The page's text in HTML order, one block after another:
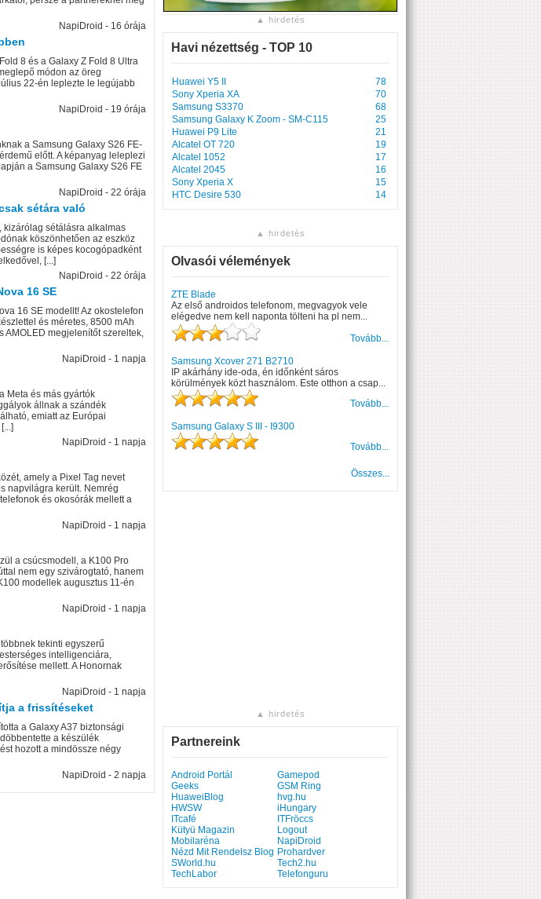
NapiDroid - 16 órája
8 és a Galaxy Z Fold 8 Ultra
módon az öreg
22-én leplezte le legújabb
NapiDroid - 19 órája
a Samsung Galaxy S26 FE-
előtt. A képanyag leleplezi
a Samsung Galaxy S26 FE
NapiDroid - 22 órája
sétára való
kizárólag sétálásra alkalmas
köszönhetően az eszköz
is képes kocogópadként
[...]
NapiDroid - 22 órája
16 SE
16 SE modellt! Az okostelefon
és méretes, 8500 mAh
AMOLED megjelenítőt szereltek,
NapiDroid - 1 napja
Meta és más gyártók
állnak a szándék
emiatt az Európai
NapiDroid - 1 napja
amely a Pixel Tag nevet
napvilágra került. Nemrég
és okosórák mellett a
NapiDroid - 1 napja
a csúcsmodell, a K100 Pro
nem egy szivárogtató, hanem
modellek augusztus 11-én
NapiDroid - 1 napja
tekinti egyszerű
intelligenciára,
mellett. A Honornak
NapiDroid - 1 napja
a frissítéseket
a Galaxy A37 biztonsági
a készülék
hozott a mindössze négy
NapiDroid - 2 napja
▲ hirdetés
Havi nézettség - TOP 10
Huawei Y5 II
78
Sony Xperia XA
70
Samsung S3370
68
Samsung Galaxy K Zoom - SM-C115
25
Huawei P9 Lite
21
Alcatel OT 720
19
Alcatel 1052
17
Alcatel 2045
16
Sony Xperia X
15
HTC Desire 530
14
▲ hirdetés
Olvasói vélemények
ZTE Blade
Az első androidos telefonom, megvagyok vele
elégedve nem kell naponta tölteni ha pl nem...
Tovább...
Samsung Xcover 271 B2710
IP akárhány ide-oda, én időnként sáros
körülmények közt használom. Este otthon a csap...
Tovább...
Samsung Galaxy S III - I9300
Tovább...
Összes...
▲ hirdetés
Partnereink
Android Portál
Gamepod
Geeks
GSM Ring
HuaweiBlog
hvg.hu
HWSW
iHungary
ITcafé
ITFröccs
Kütyü Magazin
Logout
Mobilaréna
NapiDroid
Nézd Mit Rendelsz Blog Prohardver
SWorld.hu
Tech2.hu
TechLabor
Telefonguru